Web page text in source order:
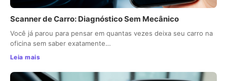
Scanner de Carro: Diagnóstico Sem Mecânico
Você já parou para pensar em quantas vezes deixa seu carro na
oficina sem saber exatamente…
Leia mais